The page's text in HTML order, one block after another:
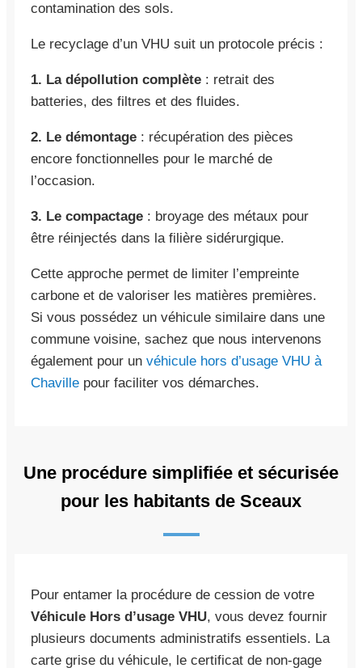
contamination des sols.
Le recyclage d’un VHU suit un protocole précis :
1. La dépollution complète : retrait des
batteries, des filtres et des fluides.
2. Le démontage : récupération des pièces
encore fonctionnelles pour le marché de
l’occasion.
3. Le compactage : broyage des métaux pour
être réinjectés dans la filière sidérurgique.
Cette approche permet de limiter l’empreinte
carbone et de valoriser les matières premières.
Si vous possédez un véhicule similaire dans une
commune voisine, sachez que nous intervenons
également pour un véhicule hors d’usage VHU à
Chaville pour faciliter vos démarches.
Une procédure simplifiée et sécurisée
pour les habitants de Sceaux
Pour entamer la procédure de cession de votre
Véhicule Hors d’usage VHU, vous devez fournir
plusieurs documents administratifs essentiels. La
carte grise du véhicule, le certificat de non-gage